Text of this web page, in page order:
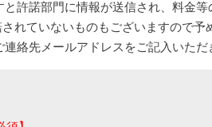
許諾部門に情報が送信され、料金等
れていないものもございますので予
絡先メールアドレスをご記入いただ